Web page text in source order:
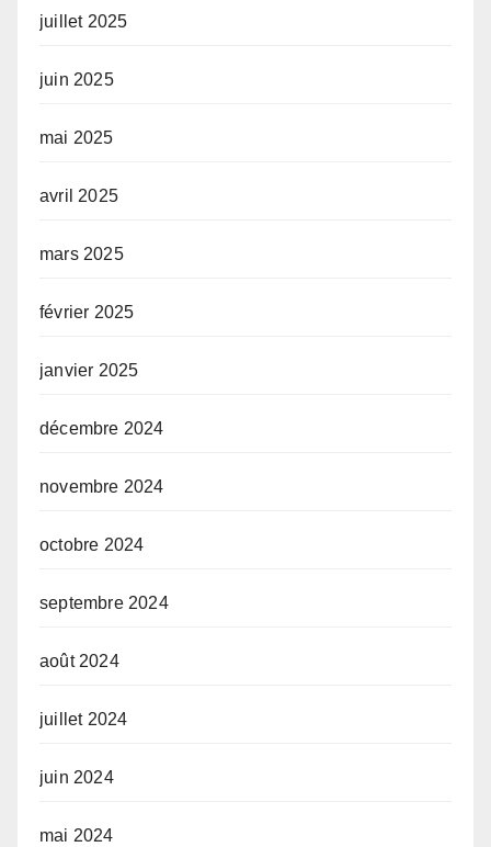
juillet 2025
juin 2025
mai 2025
avril 2025
mars 2025
février 2025
janvier 2025
décembre 2024
novembre 2024
octobre 2024
septembre 2024
août 2024
juillet 2024
juin 2024
mai 2024